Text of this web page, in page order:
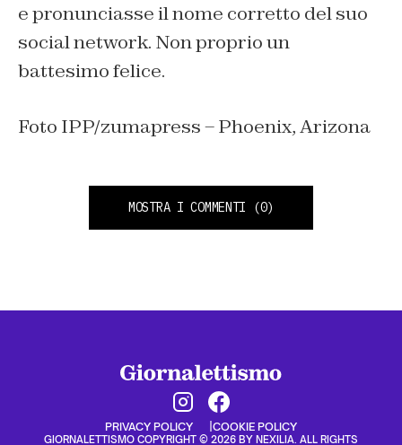
e pronunciasse il nome corretto del suo
social network. Non proprio un
battesimo felice.
Foto IPP/zumapress – Phoenix, Arizona
MOSTRA I COMMENTI (0)
PRIVACY POLICY COOKIE POLICY
GIORNALETTISMO COPYRIGHT © 2026 BY NEXILIA. ALL RIGHTS